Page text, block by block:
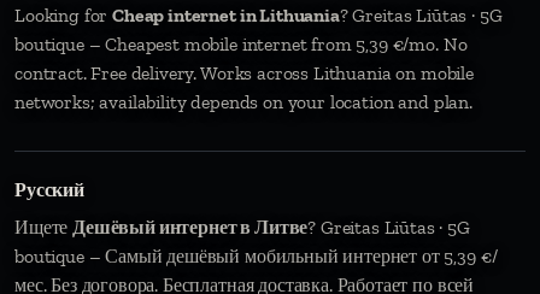
Looking forCheap internet in Lithuania? Greitas Liūtas · 5G
boutique – Cheapest mobile internet from 5,39 €/mo. No
contract. Free delivery. Works across Lithuania on mobile
networks; availability depends on your location and plan.
Русский
ИщетеДешёвый интернет в Литве? Greitas Liūtas · 5G
boutique – Самый дешёвый мобильный интернет от 5,39 €/
мес. Без договора. Бесплатная доставка. Работает по всей